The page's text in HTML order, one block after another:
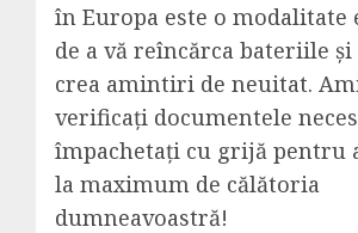
în Europa este o modalitate
de a vă reîncărca bateriile și
crea amintiri de neuitat.
verificați documentele
împachetați cu grijă pentru
la maximum de călătoria
dumneavoastră!